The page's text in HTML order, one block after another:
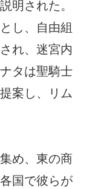
明された。
し、自由組
れ、迷宮内
タは聖騎士
案し、リム
め、東の商
国で彼らが